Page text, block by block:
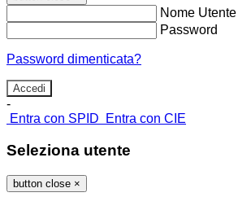
Nome Utente
Password
Password dimenticata?
-
Entra con SPID
Entra con CIE
Seleziona utente
button close ×